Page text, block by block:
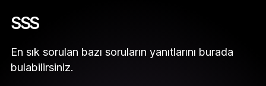
SSS
En sık sorulan bazı soruların yanıtlarını burada
bulabilirsiniz.